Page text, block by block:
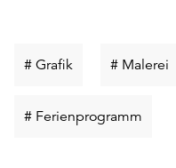
# GrafikSchlüsselwort
# Malerei
# Ferienprogramm